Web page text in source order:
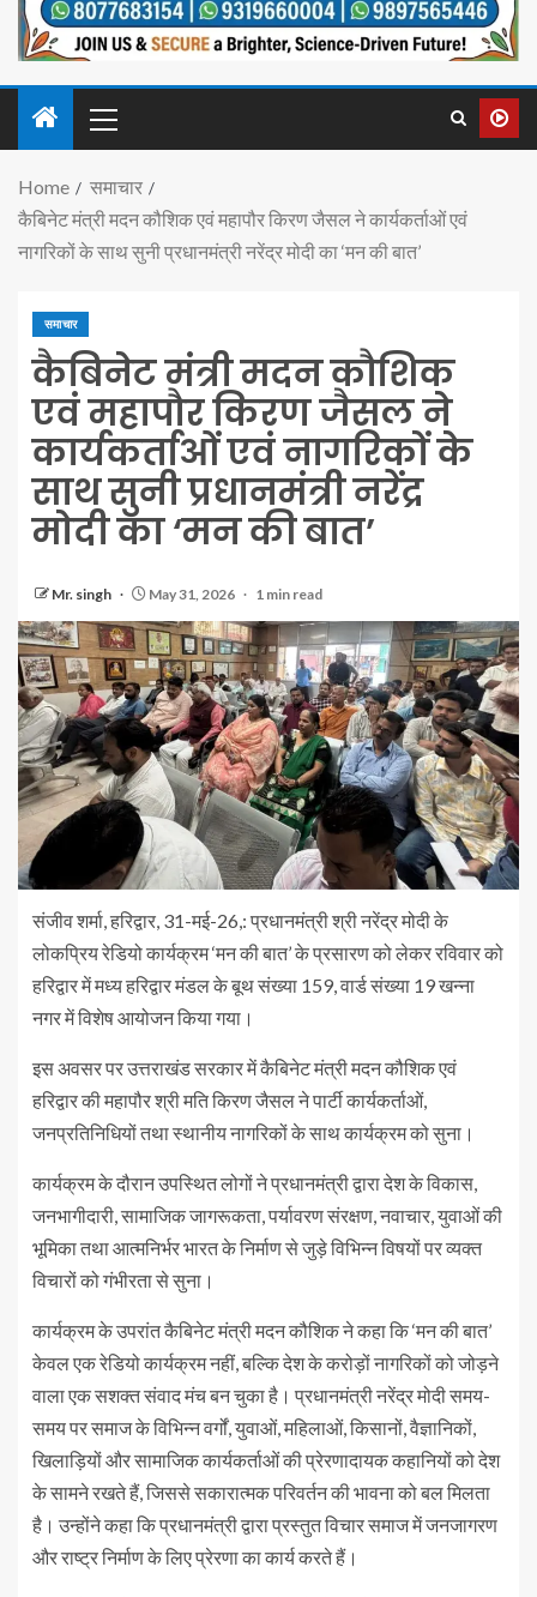
Home
समाचार
कैबिनेट मंत्री मदन कौशिक एवं महापौर किरण जैसल ने कार्यकर्ताओं एवं
नागरिकों के साथ सुनी प्रधानमंत्री नरेंद्र मोदी का ‘मन की बात’
समाचार
कैबिनेट मंत्री मदन कौशिक
एवं महापौर किरण जैसल ने
कार्यकर्ताओं एवं नागरिकों के
साथ सुनी प्रधानमंत्री नरेंद्र
मोदी का ‘मन की बात’
Mr. singh May 31, 2026 1 min read
संजीव शर्मा, हरिद्वार, 31-मई-26,: प्रधानमंत्री श्री नरेंद्र मोदी के
लोकप्रिय रेडियो कार्यक्रम ‘मन की बात’ के प्रसारण को लेकर रविवार को
हरिद्वार में मध्य हरिद्वार मंडल के बूथ संख्या 159, वार्ड संख्या 19 खन्ना
नगर में विशेष आयोजन किया गया।
इस अवसर पर उत्तराखंड सरकार में कैबिनेट मंत्री मदन कौशिक एवं
हरिद्वार की महापौर श्री मति किरण जैसल ने पार्टी कार्यकर्ताओं,
जनप्रतिनिधियों तथा स्थानीय नागरिकों के साथ कार्यक्रम को सुना।
कार्यक्रम के दौरान उपस्थित लोगों ने प्रधानमंत्री द्वारा देश के विकास,
जनभागीदारी, सामाजिक जागरूकता, पर्यावरण संरक्षण, नवाचार, युवाओं की
भूमिका तथा आत्मनिर्भर भारत के निर्माण से जुड़े विभिन्न विषयों पर व्यक्त
विचारों को गंभीरता से सुना।
कार्यक्रम के उपरांत कैबिनेट मंत्री मदन कौशिक ने कहा कि ‘मन की बात’
केवल एक रेडियो कार्यक्रम नहीं, बल्कि देश के करोड़ों नागरिकों को जोड़ने
वाला एक सशक्त संवाद मंच बन चुका है। प्रधानमंत्री नरेंद्र मोदी समय-
समय पर समाज के विभिन्न वर्गों, युवाओं, महिलाओं, किसानों, वैज्ञानिकों,
खिलाड़ियों और सामाजिक कार्यकर्ताओं की प्रेरणादायक कहानियों को देश
के सामने रखते हैं, जिससे सकारात्मक परिवर्तन की भावना को बल मिलता
है। उन्होंने कहा कि प्रधानमंत्री द्वारा प्रस्तुत विचार समाज में जनजागरण
और राष्ट्र निर्माण के लिए प्रेरणा का कार्य करते हैं।